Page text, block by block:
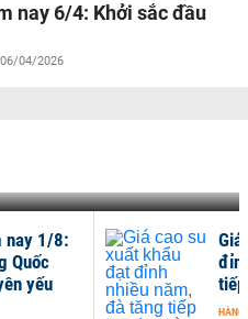
nay 6/4: Khởi sắc đầu
04/2026
nay 1/8:
Quốc
yếu
Giá
HÀNG